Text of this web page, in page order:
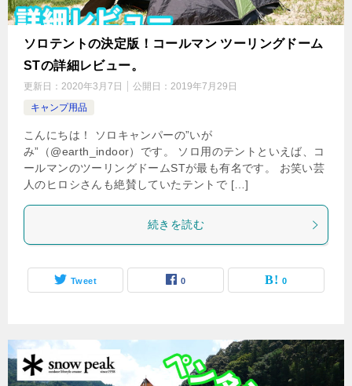
ソロテントの決定版！コールマン ツーリングドーム
STの詳細レビュー。
更新日： 2020年3月7日 公開日： 2019年7月29日
キャンプ用品
こんにちは！ ソロキャンパーの”いが
み”（@earth_indoor）です。 ソロ用のテントといえば、コ
ールマンのツーリングドームSTが最も有名です。 お笑い芸
人のヒロシさんも絶賛していたテントで […]
続きを読む
Tweet 0 0